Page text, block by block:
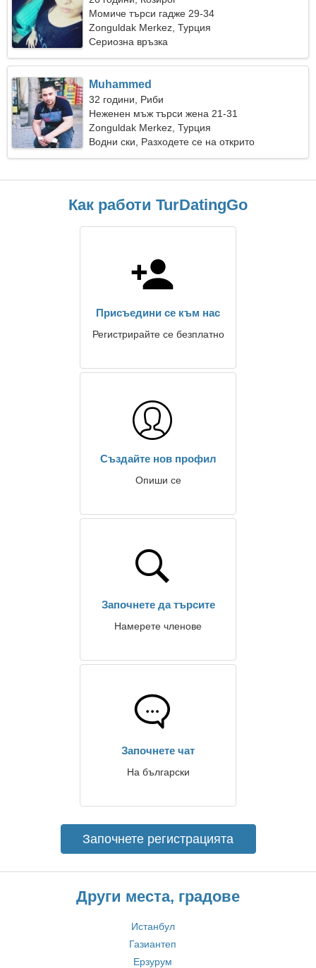
Момиче търси гадже 29-34
Zonguldak Merkez, Турция
Сериозна връзка
Muhammed
32 години, Риби
Неженен мъж търси жена 21-31
Zonguldak Merkez, Турция
Водни ски, Разходете се на открито
Как работи TurDatingGo
Присъедини се към нас
Регистрирайте се безплатно
Създайте нов профил
Опиши се
Започнете да търсите
Намерете членове
Започнете чат
На български
Започнете регистрацията
Други места, градове
Истанбул
Газиантеп
Ерзурум